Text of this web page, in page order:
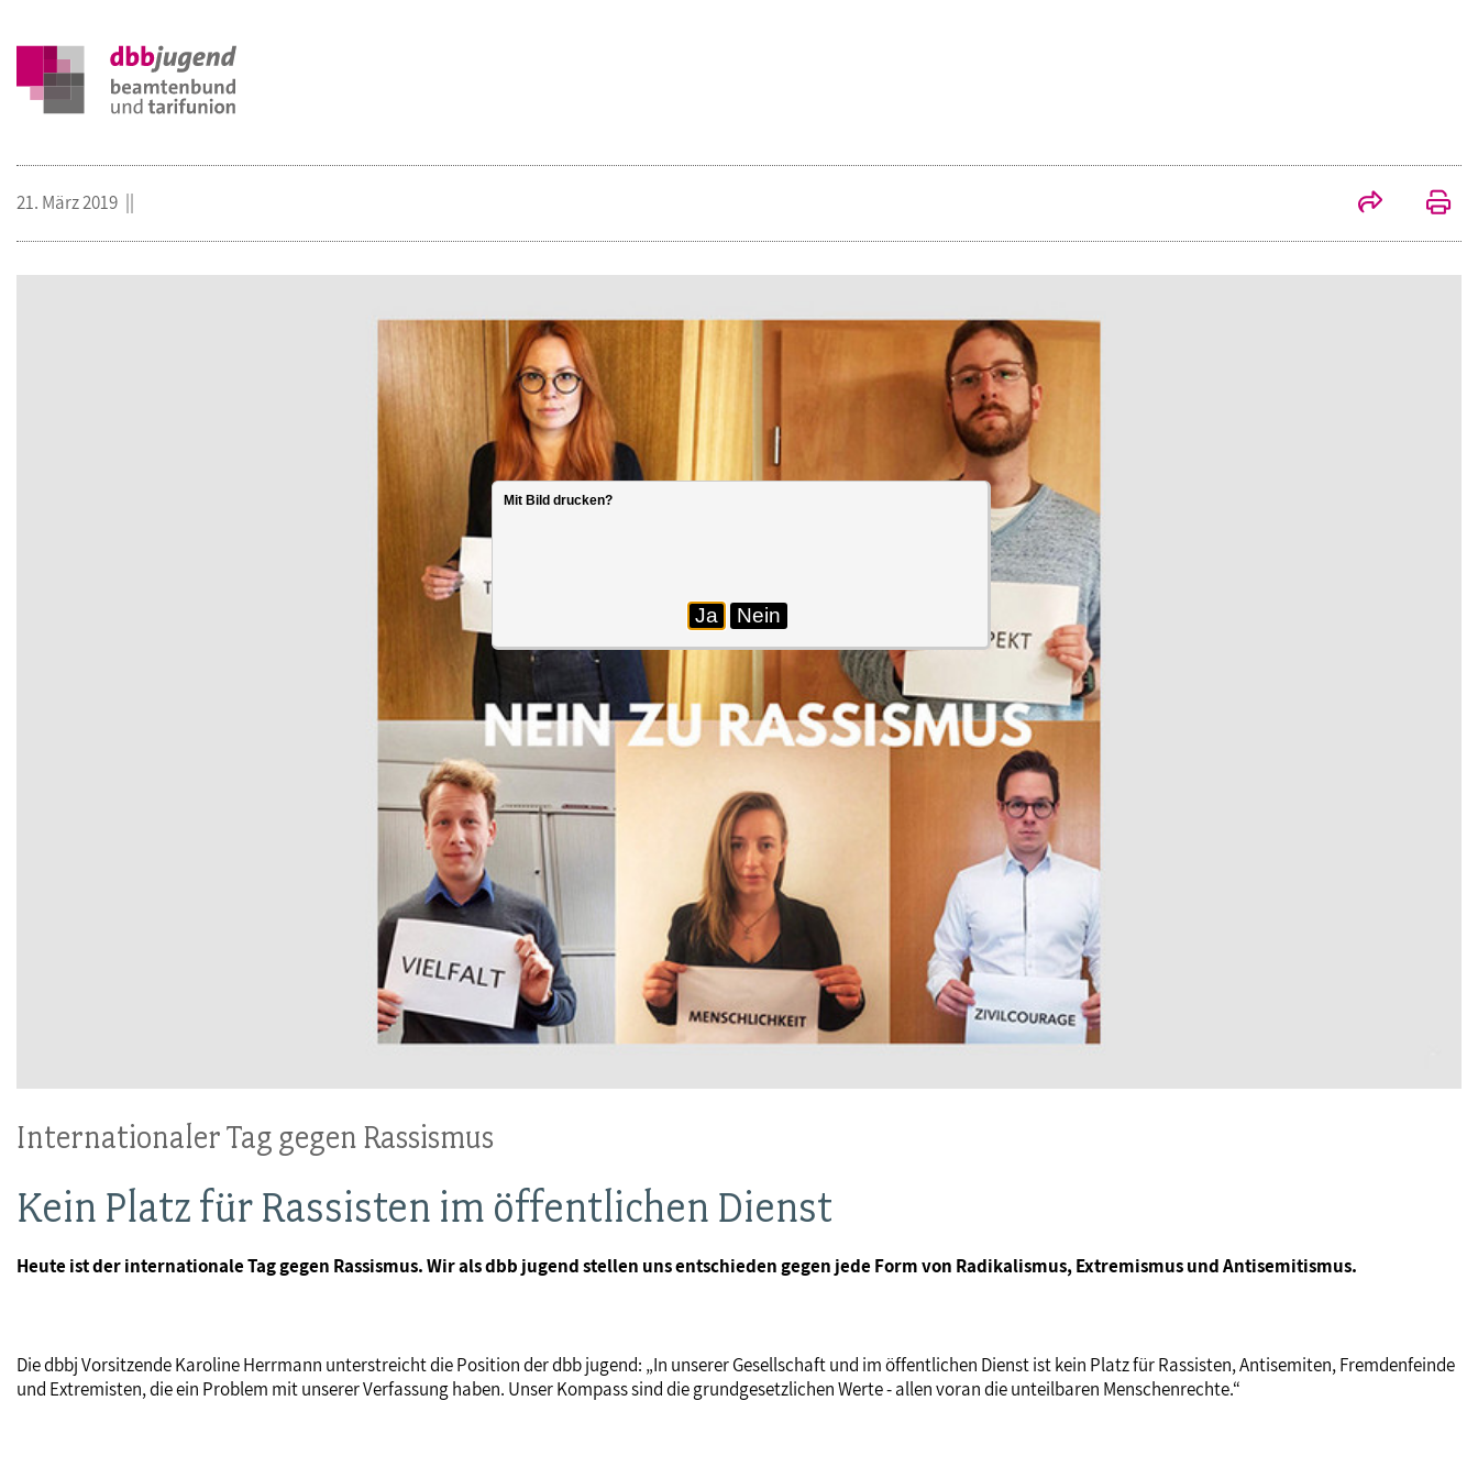
Internationaler Tag gegen Rassismus
Kein Platz für Rassisten im öffentlichen Dienst
Heute ist der internationale Tag gegen Rassismus. Wir als dbb jugend stellen uns entschieden gegen jede Form von Radikalismus, Extremismus und Antisemitismus.
21. März 2019
Die dbbj Vorsitzende Karoline Herrmann unterstreicht die Position der dbb jugend: „In unserer Gesellschaft und im öffentlichen Dienst ist kein Platz für Rassisten, Antisemiten, Fremdenfeinde
und Extremisten, die ein Problem mit unserer Verfassung haben. Unser Kompass sind die grundgesetzlichen Werte - allen voran die unteilbaren Menschenrechte.“
Mit Bild drucken?
Ja Nein